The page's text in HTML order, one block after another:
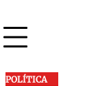
to
content
POLÍTICA